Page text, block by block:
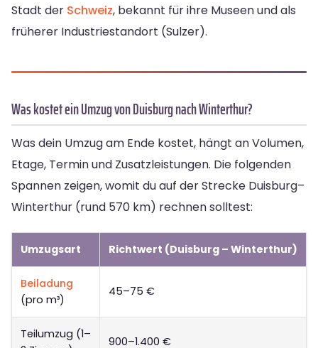
Stadt der Schweiz, bekannt für ihre Museen und als
früherer Industriestandort (Sulzer).
Was kostet ein Umzug von Duisburg nach Winterthur?
Was dein Umzug am Ende kostet, hängt an Volumen,
Etage, Termin und Zusatzleistungen. Die folgenden
Spannen zeigen, womit du auf der Strecke Duisburg–
Winterthur (rund 570 km) rechnen solltest:
Umzugsart Richtwert (Duisburg – Winterthur)
Beiladung
(pro m³)
45–75 €
Teilumzug (1–
900–1.400 €